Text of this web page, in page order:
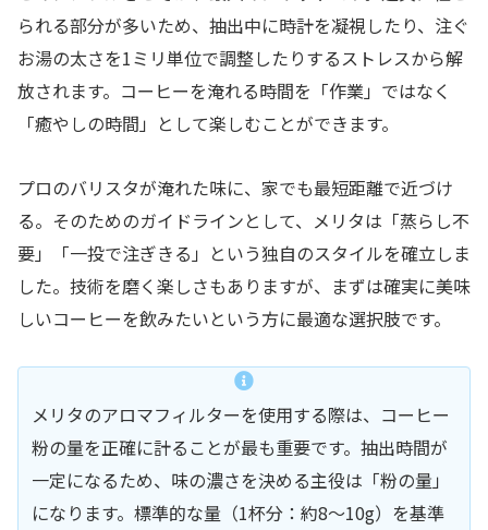
られる部分が多いため、抽出中に時計を凝視したり、注ぐ
お湯の太さを1ミリ単位で調整したりするストレスから解
放されます。コーヒーを淹れる時間を「作業」ではなく
「癒やしの時間」として楽しむことができます。
プロのバリスタが淹れた味に、家でも最短距離で近づけ
る。そのためのガイドラインとして、メリタは「蒸らし不
要」「一投で注ぎきる」という独自のスタイルを確立しま
した。技術を磨く楽しさもありますが、まずは確実に美味
しいコーヒーを飲みたいという方に最適な選択肢です。
メリタのアロマフィルターを使用する際は、コーヒー
粉の量を正確に計ることが最も重要です。抽出時間が
一定になるため、味の濃さを決める主役は「粉の量」
になります。標準的な量（1杯分：約8〜10g）を基準